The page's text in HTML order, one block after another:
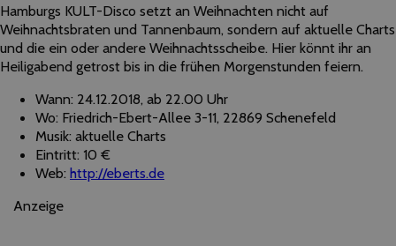
Hamburgs KULT-Disco setzt an Weihnachten nicht auf
Weihnachtsbraten und Tannenbaum, sondern auf aktuelle Charts
und die ein oder andere Weihnachtsscheibe. Hier könnt ihr an
Heiligabend getrost bis in die frühen Morgenstunden feiern.
Wann: 24.12.2018, ab 22.00 Uhr
Wo: Friedrich-Ebert-Allee 3-11, 22869 Schenefeld
Musik: aktuelle Charts
Eintritt: 10 €
Web: http://eberts.de
Anzeige